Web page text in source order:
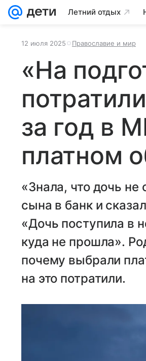
Летний отдых
12 июля 2025 Православие и мир
«На
за год в
платном
«Знала, что дочь
сына в банк и
«Дочь поступила в
куда не прошла».
почему выбрали
на это потратили.